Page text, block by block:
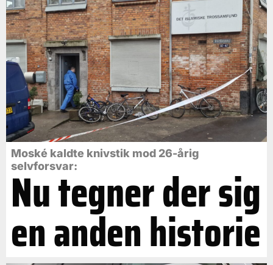
Moské kaldte knivstik mod 26-årig
selvforsvar:
Nu tegner der sig
en anden historie